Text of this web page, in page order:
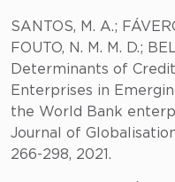
SANTOS, M. A.;
FOUTO, N. M. M. D.;
Determinants of
Enterprises in
the World Bank
Journal of
266-298, 2021.